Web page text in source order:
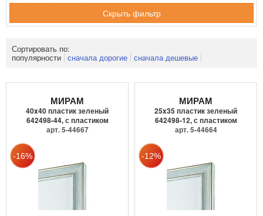
фильтр
Сортировать по:
популярности сначала дорогие сначала дешевые
МИРАМ
40x40 пластик зеленый
642498-44, с пластиком
арт. 5-44667
МИРАМ
25x35 пластик зеленый
642498-12, с пластиком
арт. 5-44664